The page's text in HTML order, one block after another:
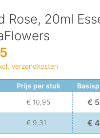
Rose, 20ml
Verzendkosten
Prijs per stuk
€ 10,95 €
€ 9,31 €